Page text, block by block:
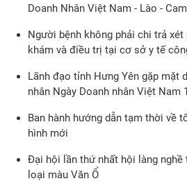
Doanh Nhân Việt Nam - Lào -
Người bệnh không phải chi trả
khám và điều trị tại cơ sở y tế
Lãnh đạo tỉnh Hưng Yên gặp mặt
nhân Ngày Doanh nhân Việt Nam
Ban hành hướng dẫn tạm thời về
hình mới
Đại hội lần thứ nhất hội làng
loại màu Văn Ổ